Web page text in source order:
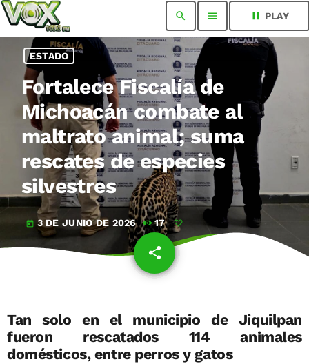
search menu pause PLAY
ESTADO
Fortalece Fiscalía de
Michoacán combate al
maltrato animal; suma
rescates de especies
silvestres
today 3 DE JUNIO DE 2026 17
share
email
Tan solo en el municipio de Jiquilpan
fueron rescatados 114 animales
domésticos, entre perros y gatos